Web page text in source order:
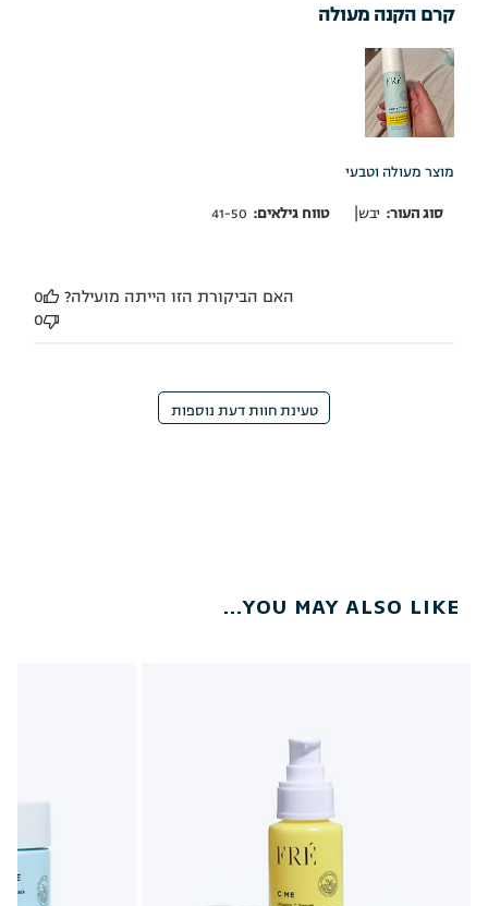
קרם הקנה מעולה
מוצר מעולה וטבעי
סוג העור: יבש| טווח גילאים: 41-50
האם הביקורת הזו הייתה מועילה?
0
0
טעינת חוות דעת נוספות
YOU MAY ALSO LIKE...